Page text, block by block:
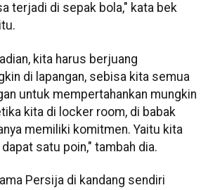
terjadi di sepak bola," kata bek
kita harus berjuang
di lapangan, sebisa kita semua
untuk mempertahankan mungkin
kita di locker room, di babak
memiliki komitmen. Yaitu kita
satu poin," tambah dia.
Persija di kandang sendiri